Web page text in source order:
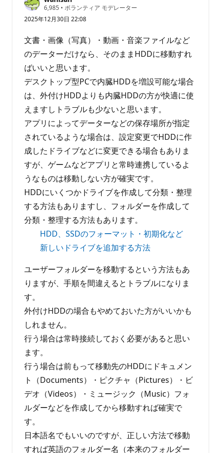
6,985 評
価
の
イ
ン
ト
• ボランティア モデレーター
2025年12月30日 22:08
文書・画像（写真）・動画・音楽ファイルなど
のデーターだけなら、そのままHDDに移動すれ
ばいいと思います。
デスクトップ型PCで内臓HDDを増設可能な場合
は、外付けHDDよりも内臓HDDの方が快適に使
えますしトラブルも少ないと思います。
アプリによってデーターなどの保存場所が指定
されているような場合は、設定変更でHDDに作
成したドライブなどに変更できる場合もありま
すが、ゲームなどアプリと常時連携しているよ
うなものは移動しない方が確実です。
HDDにいくつかドライブを作成して分類・整理
する方法もありますし、フォルダーを作成して
分類・整理する方法もあります。
HDD、SSDのフォーマット・初期化など
新しいドライブを追加する方法
ユーザーフォルダーを移動するという方法もあ
りますが、手順を間違えるとトラブルになりま
す。
外付けHDDの場合もやめておいた方がいいかも
しれません。
行う場合は常時接続しておく必要があると思い
ます。
行う場合は前もって移動先のHDDにドキュメン
ト（Documents）・ピクチャ（Pictures）・ビ
デオ（Videos）・ミュージック（Music）フォ
ルダーなどを作成してから移動すれば確実で
す。
日本語名でもいいのですが、正しい方法で移動
すれば英語のフォルダー名（本来のフォルダー